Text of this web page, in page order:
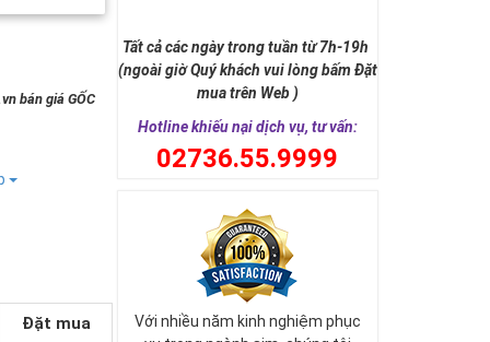
bán giá GỐC
Đặt mua
Tất cả các ngày trong tuần từ 7h-19h
(ngoài giờ Quý khách vui lòng bấm Đặt
mua trên Web )
Hotline khiếu nại dịch vụ, tư vấn:
02736.55.9999
Với nhiều năm kinh nghiệm phục